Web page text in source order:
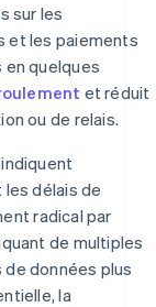
sur les
et les paiements
quelques
et réduit
ou de relais.
délais de
radical par
de multiples
données plus
la